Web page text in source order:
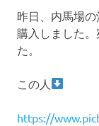
昨日、内馬場
購入しました。
た。
この人
https://